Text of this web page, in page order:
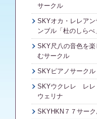
サークル
SKYオカ・レレアン
ンブル「杜のしらべ
SKY尺八の音色を楽
むサークル
SKYピアノサークル
SKYウクレレ レレ
ウェリナ
SKYHKN７７サー